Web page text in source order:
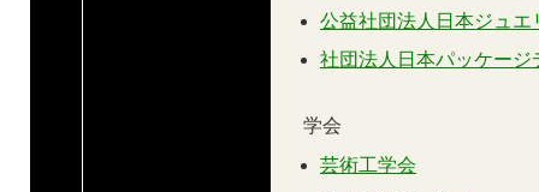
公益社団法人日本ジュエ
社団法人日本パッケージ
学会
芸術工学会